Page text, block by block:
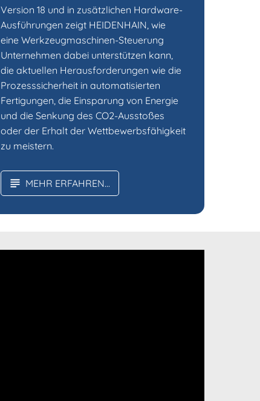
Version 18 und in zusätzlichen Hardware-
Ausführungen zeigt HEIDENHAIN, wie
eine Werkzeugmaschinen-Steuerung
Unternehmen dabei unterstützen kann,
die aktuellen Herausforderungen wie die
Prozesssicherheit in automatisierten
Fertigungen, die Einsparung von Energie
und die Senkung des CO2-Ausstoßes
oder der Erhalt der Wettbewerbsfähigkeit
zu meistern.
MEHR ERFAHREN...